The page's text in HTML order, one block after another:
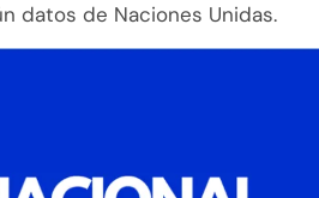
datos de Naciones Unidas.